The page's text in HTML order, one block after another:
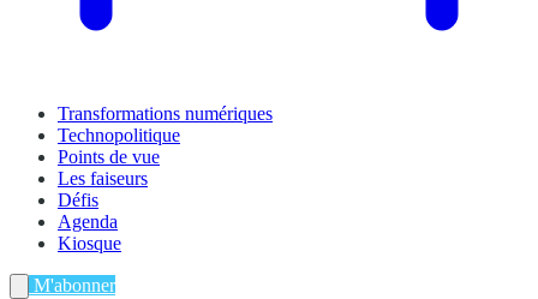
Transformations numériques
Technopolitique
Points de vue
Les faiseurs
Défis
Agenda
Kiosque
M'abonner